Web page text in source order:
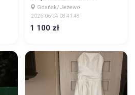
Gdańsk/Jeżewo
2026-06-04 08:41:48
1 100 zł